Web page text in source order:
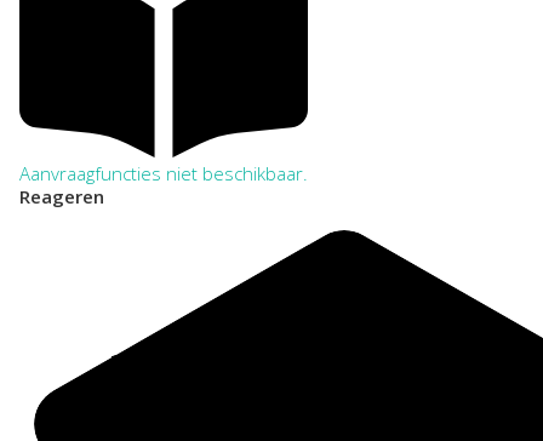
Aanvraagfuncties niet beschikbaar.
Reageren